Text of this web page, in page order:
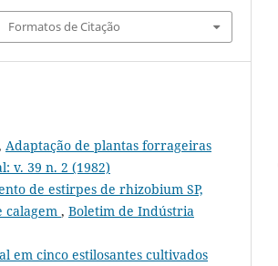
Formatos de Citação
Adaptação de plantas forrageiras
v. 39 n. 2 (1982)
de estirpes de rhizobium SP,
calagem , Boletim de Indústria
em cinco estilosantes cultivados